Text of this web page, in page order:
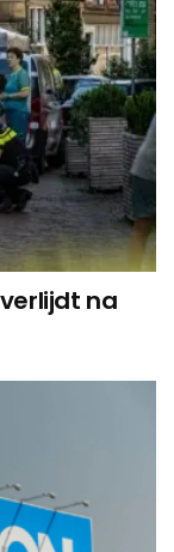
na